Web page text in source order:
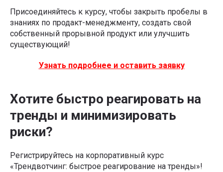
Присоединяйтесь к курсу, чтобы закрыть пробелы в
знаниях по продакт-менеджменту, создать свой
собственный прорывной продукт или улучшить
существующий!
Узнать подробнее и оставить заявку
Хотите быстро реагировать на
тренды и минимизировать
риски?
Регистрируйтесь на корпоративный курс
«Трендвотчинг: быстрое реагирование на тренды»!